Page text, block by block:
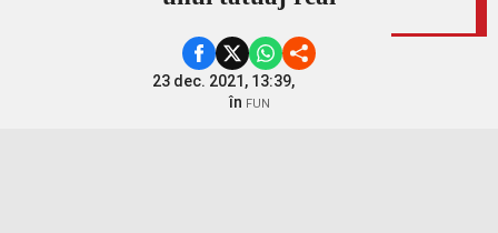
23 dec. 2021, 13:39,
în FUN